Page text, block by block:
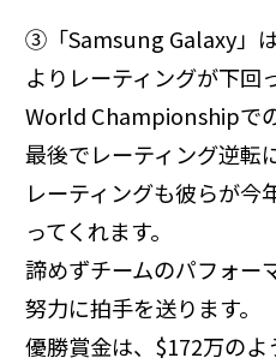
③「Samsung Galaxy」
よりレーティングが下回
World Championshipで
最後でレーティング逆転
レーティングも彼らが今
ってくれます。
諦めずチームのパフォー
努力に拍手を送ります。
優勝賞金は、$172万の